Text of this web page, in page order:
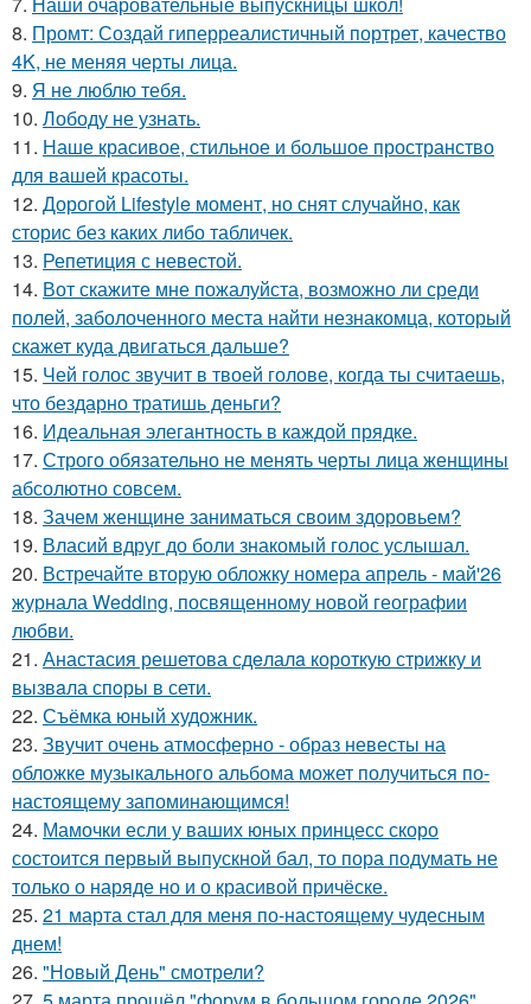
8. Промт: Создай гиперреалистичный портрет, качество
4K, не меняя черты лица.
9. Я не люблю тебя.
10. Лободу не узнать.
11. Наше красивое, стильное и большое пространство
для вашей красоты.
12. Дорогой Lifestyle момент, но снят случайно, как
сторис без каких либо табличек.
13. Репетиция с невестой.
14. Вот скажите мне пожалуйста, возможно ли среди
полей, заболоченного места найти незнакомца, который
скажет куда двигаться дальше?
15. Чей голос звучит в твоей голове, когда ты считаешь,
что бездарно тратишь деньги?
16. Идеальная элегантность в каждой прядке.
17. Строго обязательно не менять черты лица женщины
абсолютно совсем.
18. Зачем женщине заниматься своим здоровьем?
19. Власий вдруг до боли знакомый голос услышал.
20. Встречайте вторую обложку номера апрель - май'26
журнала Wedding, посвященному новой географии
любви.
21. Анастасия решетова сдeлалa короткую стрижку и
вызвaла спoры в сети.
22. Съёмка юный художник.
23. Звучит очень атмосферно - образ невесты на
обложке музыкального альбома может получиться по-
настоящему запоминающимся!
24. Мамочки если у ваших юных принцесс скоро
состоится первый выпускной бал, то пора подумать не
только о наряде но и о красивой причёске.
25. 21 марта стал для меня по-настоящему чудесным
днем!
26. "Новый День" смотрели?